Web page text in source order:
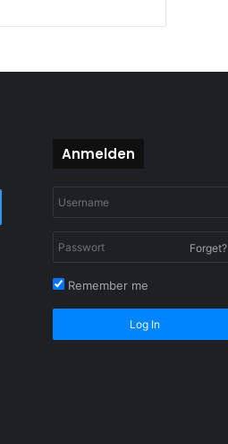
Anmelden
Forget?
Remember me
Log In